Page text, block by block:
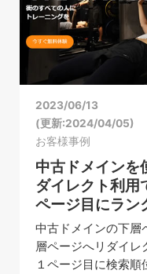
2023/06/13
(更新:2024/04/05)
お客様事例
中古ドメインを
ダイレクト利用
ページ目にラン
中古ドメインの下層
層ページへリダイレ
１ページ目に検索